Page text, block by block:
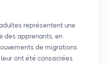
représentent une
des apprenants, en
de migrations
ont été consacrées